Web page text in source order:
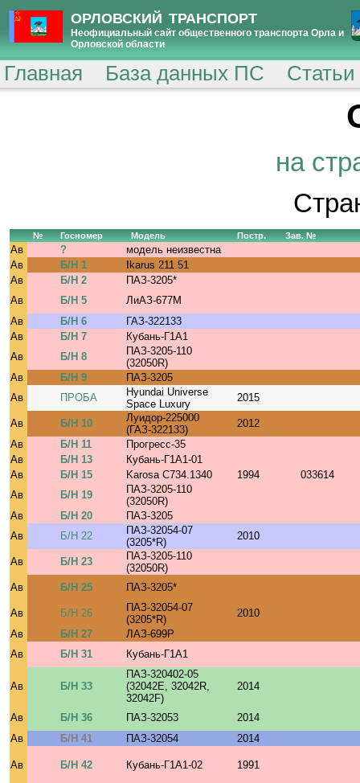
ОРЛОВСКИЙ ТРАНСПОРТ
Неофициальный сайт общественного транспорта Орла и
Орловской области
Главная База данных ПС
на
№ Госномер Модель Постр. Зав. №
Ав ?
модель неизвестна
Ав
Б/Н 1
Ikarus 211.51
Ав
Б/Н 2
ПАЗ-3205*
Ав
Б/Н 5
ЛиАЗ-677М
Ав
Б/Н 6
ГАЗ-322133
Ав
Б/Н 7
Кубань-Г1А1
Ав
Б/Н 8
ПАЗ-3205-110
(32050R)
Ав
Б/Н 9
ПАЗ-3205
Ав
ПРОБА
Hyundai Universe
Space Luxury
2015
Ав Б/Н 10
Луидор-225000
(ГАЗ-322133)
2012
Ав
Б/Н 11
Прогресс-35
Ав
Б/Н 13
Кубань-Г1А1-01
Ав
Б/Н 15 Karosa C734.1340 1994
033614
Ав
Б/Н 19
ПАЗ-3205-110
(32050R)
Ав
Б/Н 20
ПАЗ-3205
Ав
Б/Н 22
ПАЗ-32054-07
(3205*R)
2010
Ав Б/Н 23
ПАЗ-3205-110
(32050R)
Ав
Б/Н 25 ПАЗ-3205*
Ав Б/Н 26
ПАЗ-32054-07
(3205*R)
2010
Ав
Б/Н 27
ЛАЗ-699Р
Ав
Б/Н 31 Кубань-Г1А1
Ав Б/Н 33
ПАЗ-320402-05
(32042E, 32042R,
32042F)
2014
Ав Б/Н 36 ПАЗ-32053
2014
Ав
Б/Н 41 ПАЗ-32054 2014
Ав Б/Н 42 Кубань-Г1А1-02 1991